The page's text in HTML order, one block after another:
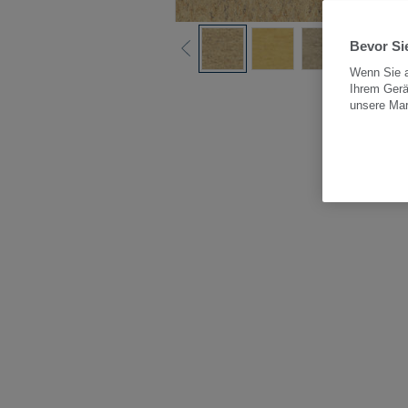
Alle
Bevor
Wenn Sie
Ihrem
unsere